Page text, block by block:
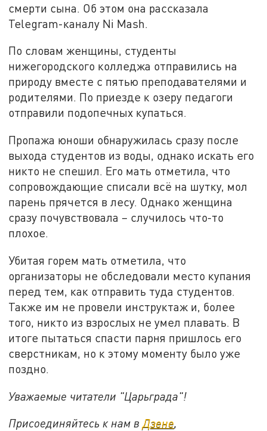
смерти сына. Об этом она рассказала
Telegram-каналу Ni Mash.
По словам женщины, студенты
нижегородского колледжа отправились на
природу вместе с пятью преподавателями и
родителями. По приезде к озеру педагоги
отправили подопечных купаться.
Пропажа юноши обнаружилась сразу после
выхода студентов из воды, однако искать его
никто не спешил. Его мать отметила, что
сопровождающие списали всё на шутку, мол
парень прячется в лесу. Однако женщина
сразу почувствовала – случилось что-то
плохое.
Убитая горем мать отметила, что
организаторы не обследовали место купания
перед тем, как отправить туда студентов.
Также им не провели инструктаж и, более
того, никто из взрослых не умел плавать. В
итоге пытаться спасти парня пришлось его
сверстникам, но к этому моменту было уже
поздно.
Уважаемые читатели "Царьграда"!
Присоединяйтесь к нам вДзене,